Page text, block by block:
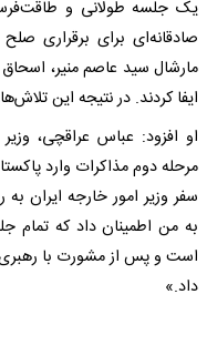
یک جلسه طولانی و
صادقانه‌ای برای برقراری
مارشال سید عاصم منیر،
ایفا کردند. در نتیجه این
او افزود: عباس عراقچی،
مرحله دوم مذاکرات وارد
سفر وزیر امور خارجه ایران
به من اطمینان داد که تمام
است و پس از مشورت با رهبری
داد.»